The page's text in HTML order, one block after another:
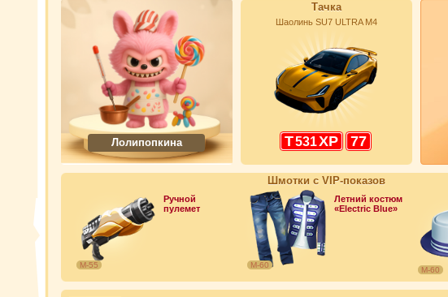
Лолипопкина
Тачка
Шаолинь SU7 ULTRA М4
Т531ХР 77
Шмотки с VIP-показов
М-55
Ручной
пулемет
М-60
Летний костюм
«Electric Blue»
М-60